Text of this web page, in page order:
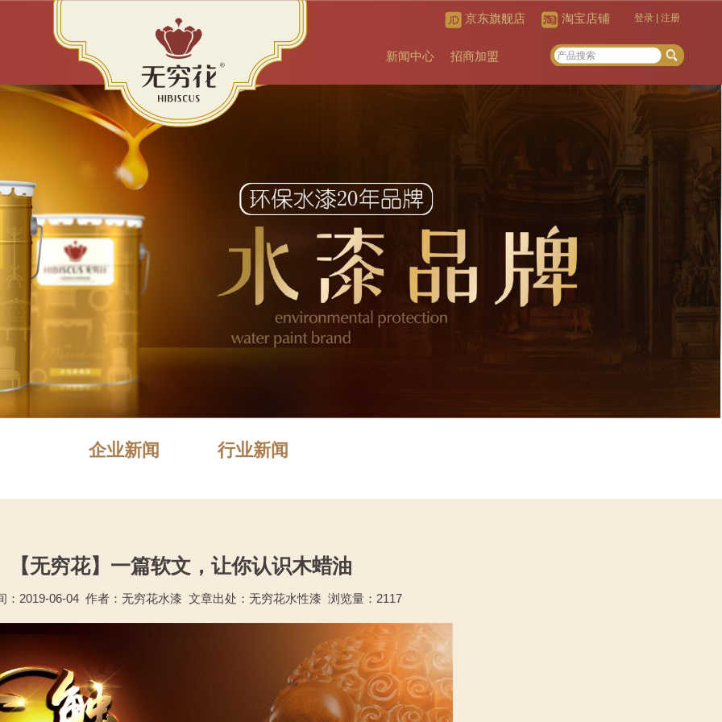
登录 注册
淘宝店铺
京东旗舰店
招商加盟
新闻中心
企业新闻 行业新闻
【无穷花】一篇软文，让你认识木蜡油
：2019-06-04 作者：无穷花水漆 文章出处：无穷花水性漆 浏览量：2117